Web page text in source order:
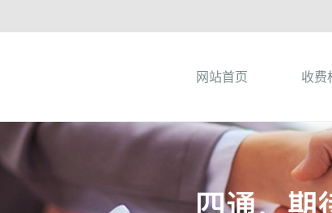
网站首页 收费